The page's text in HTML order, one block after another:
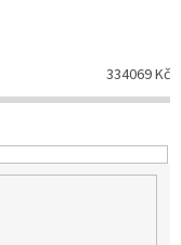
334069Kč